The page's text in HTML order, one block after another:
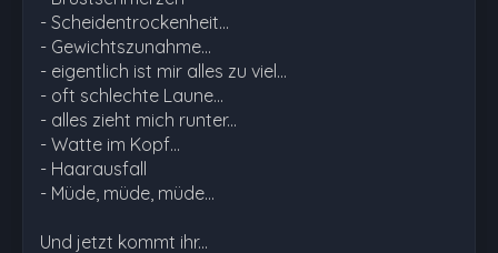
- Scheidentrockenheit...
- Gewichtszunahme...
- eigentlich ist mir alles zu viel...
- oft schlechte Laune...
- alles zieht mich runter...
- Watte im Kopf...
- Haarausfall
- Müde, müde, müde...
Und jetzt kommt ihr...